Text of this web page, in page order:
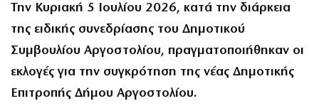
Την Κυριακή 5 Ιουλίου 2026, κατά την διάρκεια
της ειδικής συνεδρίασης του Δημοτικού
Συμβουλίου Αργοστολίου, πραγματοποιήθηκαν οι
εκλογές για την συγκρότηση της νέας Δημοτικής
Επιτροπής Δήμου Αργοστολίου.